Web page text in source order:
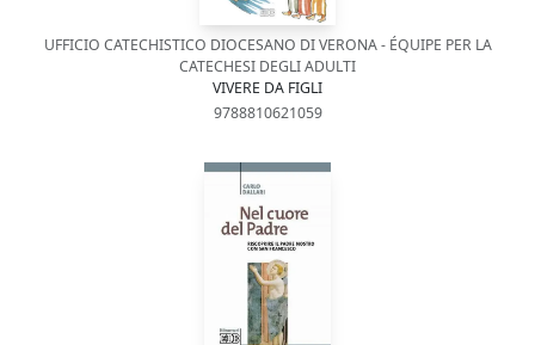
UFFICIO CATECHISTICO DIOCESANO DI VERONA - ÉQUIPE PER LA
CATECHESI DEGLI ADULTI
VIVERE DA FIGLI
9788810621059